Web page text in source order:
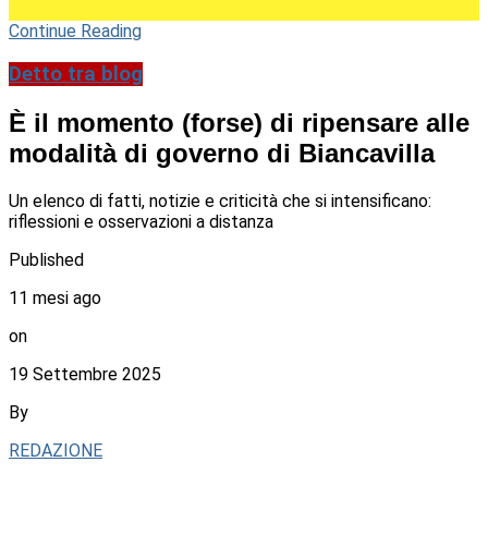
Continue Reading
Detto tra blog
È il momento (forse) di ripensare alle
modalità di governo di Biancavilla
Un elenco di fatti, notizie e criticità che si intensificano:
riflessioni e osservazioni a distanza
Published
11 mesi ago
on
19 Settembre 2025
By
REDAZIONE